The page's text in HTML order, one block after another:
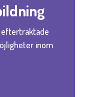
eftertraktade
inom